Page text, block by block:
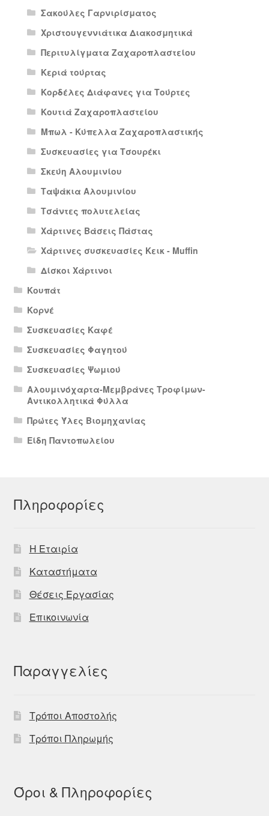
Σακούλες Γαρνιρίσματος
Χριστουγεννιάτικα Διακοσμητικά
Περιτυλίγματα Ζαχαροπλαστείου
Κεριά τούρτας
Κορδέλες Διάφανες για Τούρτες
Κουτιά Ζαχαροπλαστείου
Μπωλ - Κύπελλα Ζαχαροπλαστικής
Συσκευασίες για Τσουρέκι
Σκεύη Αλουμινίου
Ταψάκια Αλουμινίου
Τσάντες πολυτελείας
Χάρτινες Βάσεις Πάστας
Χάρτινες συσκευασίες Κεικ - Muffin
Δίσκοι Χάρτινοι
Κουπάτ
Κορνέ
Συσκευασίες Καφέ
Συσκευασίες Φαγητού
Συσκευασίες Ψωμιού
Αλουμινόχαρτα-Μεμβράνες Τροφίμων-
Αντικολλητικά Φύλλα
Πρώτες Ύλες Βιομηχανίας
Είδη Παντοπωλείου
Πληροφορίες
Η Εταιρία
Καταστήματα
Θέσεις Εργασίας
Επικοινωνία
Παραγγελίες
Τρόποι Αποστολής
Τρόποι Πληρωμής
Όροι & Πληροφορίες